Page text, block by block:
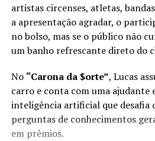
artistas circenses, atletas,
a apresentação agradar, o
no bolso, mas se o público não
um banho refrescante direto do
No “Carona da $orte”, Lucas
carro e conta com uma ajudante
inteligência artificial que desafia
perguntas de conhecimentos
em prêmios.